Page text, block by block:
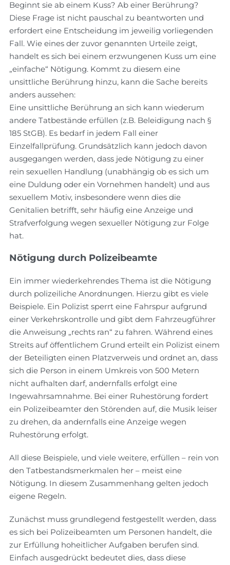
Beginnt sie ab einem Kuss? Ab einer Berührung?
Diese Frage ist nicht pauschal zu beantworten und
erfordert eine Entscheidung im jeweilig vorliegenden
Fall. Wie eines der zuvor genannten Urteile zeigt,
handelt es sich bei einem erzwungenen Kuss um eine
„einfache“ Nötigung. Kommt zu diesem eine
unsittliche Berührung hinzu, kann die Sache bereits
anders aussehen:
Eine unsittliche Berührung an sich kann wiederum
andere Tatbestände erfüllen (z.B. Beleidigung nach §
185 StGB). Es bedarf in jedem Fall einer
Einzelfallprüfung. Grundsätzlich kann jedoch davon
ausgegangen werden, dass jede Nötigung zu einer
rein sexuellen Handlung (unabhängig ob es sich um
eine Duldung oder ein Vornehmen handelt) und aus
sexuellem Motiv, insbesondere wenn dies die
Genitalien betrifft, sehr häufig eine Anzeige und
Strafverfolgung wegen sexueller Nötigung zur Folge
hat.
Nötigung durch Polizeibeamte
Ein immer wiederkehrendes Thema ist die Nötigung
durch polizeiliche Anordnungen. Hierzu gibt es viele
Beispiele. Ein Polizist sperrt eine Fahrspur aufgrund
einer Verkehrskontrolle und gibt dem Fahrzeugführer
die Anweisung „rechts ran“ zu fahren. Während eines
Streits auf öffentlichem Grund erteilt ein Polizist einem
der Beteiligten einen Platzverweis und ordnet an, dass
sich die Person in einem Umkreis von 500 Metern
nicht aufhalten darf, andernfalls erfolgt eine
Ingewahrsamnahme. Bei einer Ruhestörung fordert
ein Polizeibeamter den Störenden auf, die Musik leiser
zu drehen, da andernfalls eine Anzeige wegen
Ruhestörung erfolgt.
All diese Beispiele, und viele weitere, erfüllen – rein von
den Tatbestandsmerkmalen her – meist eine
Nötigung. In diesem Zusammenhang gelten jedoch
eigene Regeln.
Zunächst muss grundlegend festgestellt werden, dass
es sich bei Polizeibeamten um Personen handelt, die
zur Erfüllung hoheitlicher Aufgaben berufen sind.
Einfach ausgedrückt bedeutet dies, dass diese